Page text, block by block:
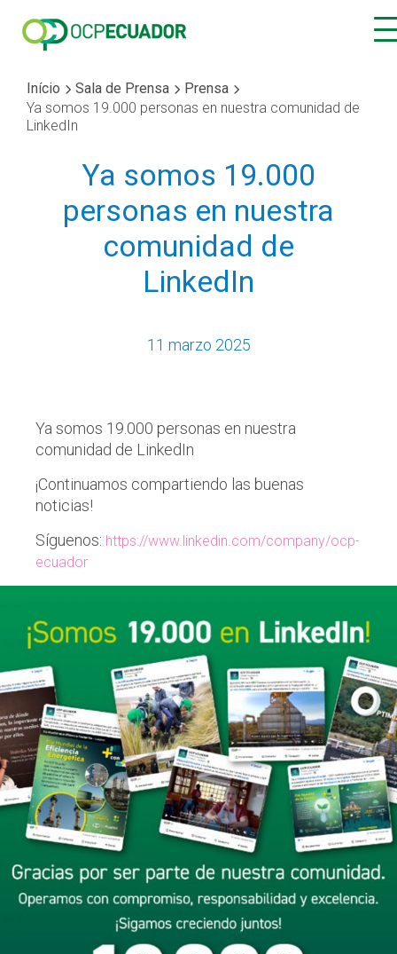
Início Sala de Prensa
Prensa
Ya somos 19.000 personas en nuestra comunidad de
LinkedIn
Ya somos 19.000
personas en nuestra
comunidad de
LinkedIn
11 marzo 2025
Ya somos 19.000 personas en nuestra
comunidad de LinkedIn
¡Continuamos compartiendo las buenas
noticias!
Síguenos: https://www.linkedin.com/company/ocp-
ecuador